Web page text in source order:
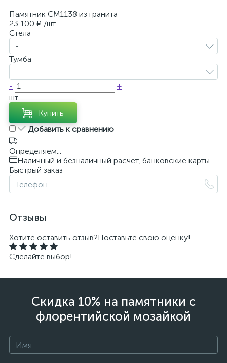
Памятник CM1138 из гранита
23 100 ₽ /шт
Стела
-
Тумба
-
-
+
шт
Купить
Добавить к сравнению
Определяем...
Наличный и безналичный расчет, банковские карты
Быстрый заказ
Отзывы
Хотите оставить отзыв?Поставьте свою оценку!
Сделайте выбор!
Скидка 10% на памятники с
флорентийской мозайкой